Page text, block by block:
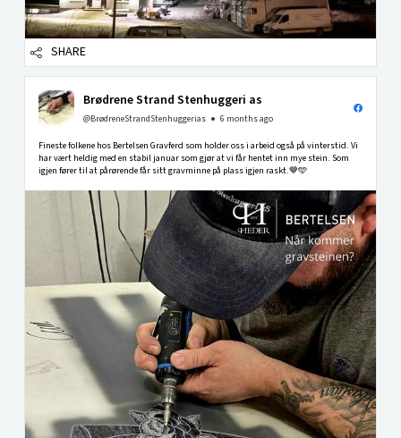
SHARE
Brødrene Strand Stenhuggeri as
@BrødreneStrandStenhuggerias 6 months ago
Fineste folkene hos Bertelsen Gravferd som holder oss i arbeid også på vinterstid. Vi
har vært heldig med en stabil januar som gjør at vi får hentet inn mye stein. Som
igjen fører til at pårørende får sitt gravminne på plass igjen raskt.🤎🩵